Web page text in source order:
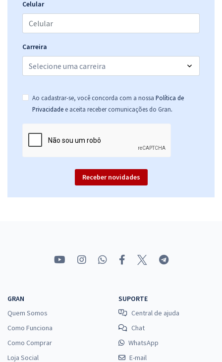
Celular
Carreira
Ao cadastrar-se, você concorda com a nossa Política de
Privacidade e aceita receber comunicações do Gran.
Receber novidades
GRAN
Quem Somos
Como Funciona
Como Comprar
Loja Social
SUPORTE
Central de ajuda
Chat
WhatsApp
E-mail